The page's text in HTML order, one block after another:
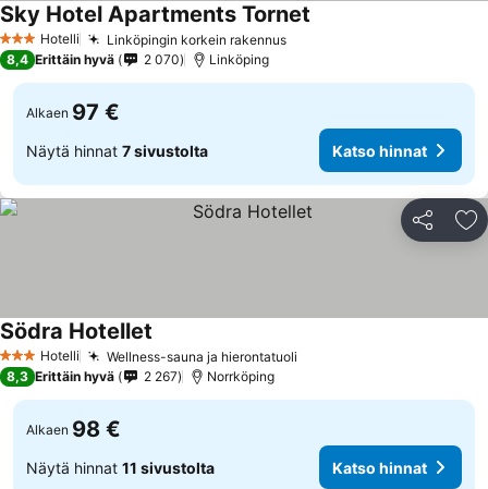
3 Tähtiluokitus
Hotelli Linköpingin korkein rakennus
Sky Hotel Apartments Tornet
8,4 Erittäin hyvä 2 070 Linköping
Alkaen 97 €
Näytä hinnat 7 sivustolta Katso hinnat
Jaa
3 Tähtiluokitus
Hotelli Wellness-sauna ja hierontatuoli
Södra Hotellet
8,3 Erittäin hyvä 2 267 Norrköping
Alkaen 98 €
Näytä hinnat 11 sivustolta Katso hinnat